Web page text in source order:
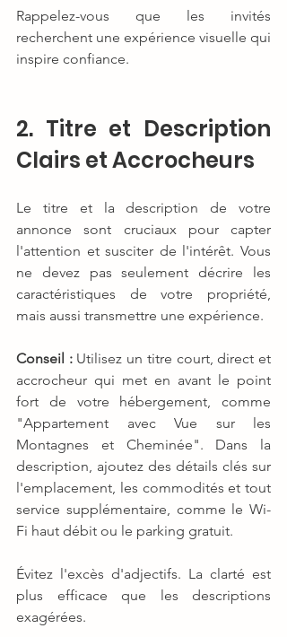
Rappelez-vous que les invités
recherchent une expérience visuelle qui
inspire confiance.
2. Titre et Description
Clairs et Accrocheurs
Le titre et la description de votre
annonce sont cruciaux pour capter
l'attention et susciter de l'intérêt. Vous
ne devez pas seulement décrire les
caractéristiques de votre propriété,
mais aussi transmettre une expérience.
Conseil : Utilisez un titre court, direct et
accrocheur qui met en avant le point
fort de votre hébergement, comme
"Appartement avec Vue sur les
Montagnes et Cheminée". Dans la
description, ajoutez des détails clés sur
l'emplacement, les commodités et tout
service supplémentaire, comme le Wi-
Fi haut débit ou le parking gratuit.
Évitez l'excès d'adjectifs. La clarté est
plus efficace que les descriptions
exagérées.